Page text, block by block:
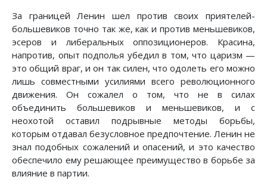
За границей Ленин шел против своих приятелей-
большевиков точно так же, как и против меньшевиков,
эсеров и либеральных оппозиционеров. Красина,
напротив, опыт подполья убедил в том, что царизм —
это общий враг, и он так силен, что одолеть его можно
лишь совместными усилиями всего революционного
движения. Он сожалел о том, что не в силах
объединить большевиков и меньшевиков, и с
неохотой оставил подрывные методы борьбы,
которым отдавал безусловное предпочтение. Ленин не
знал подобных сожалений и опасений, и это качество
обеспечило ему решающее преимущество в борьбе за
влияние в партии.